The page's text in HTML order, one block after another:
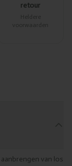
retour
Heldere
voorwaarden
van los